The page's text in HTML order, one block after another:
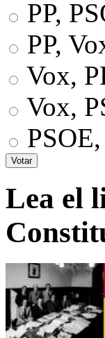
PP,
PP,
Vox,
Vox,
Lea el